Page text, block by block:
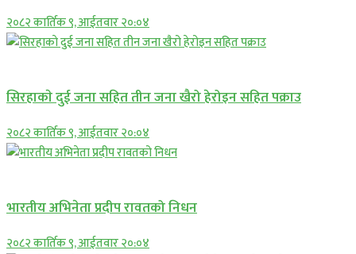
२०८२ कार्तिक ९, आईतवार २०:०४
सिरहाकाे दुई जना सहित तीन जना खैरो हेरोइन सहित पक्राउ
२०८२ कार्तिक ९, आईतवार २०:०४
भारतीय अभिनेता प्रदीप रावतको निधन
२०८२ कार्तिक ९, आईतवार २०:०४